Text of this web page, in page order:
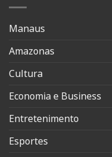
Manaus
Amazonas
Cultura
Economia e Business
Entretenimento
Esportes